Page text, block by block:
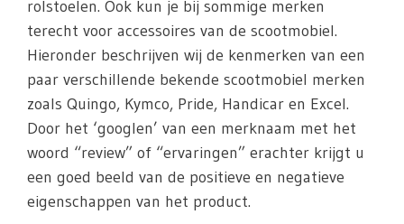
rolstoelen. Ook kun je bij sommige merken
terecht voor accessoires van de scootmobiel.
Hieronder beschrijven wij de kenmerken van een
paar verschillende bekende scootmobiel merken
zoals Quingo, Kymco, Pride, Handicar en Excel.
Door het ‘googlen’ van een merknaam met het
woord “review” of “ervaringen” erachter krijgt u
een goed beeld van de positieve en negatieve
eigenschappen van het product.